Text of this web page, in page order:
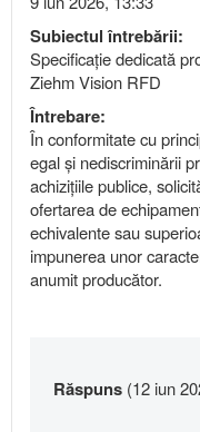
Subiectul întrebării:
Specificație dedicată
Ziehm Vision RFD
Întrebare:
În conformitate cu
egal și nediscriminării
achizițiile publice,
ofertarea de
echivalente sau
impunerea unor
anumit producător.
Răspuns (12 iun